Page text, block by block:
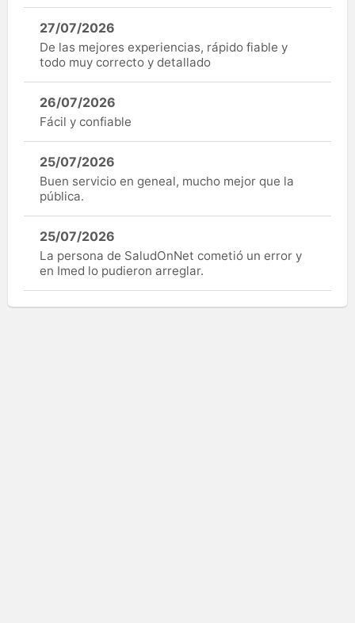
27/07/2026
De las mejores experiencias, rápido fiable y
todo muy correcto y detallado
26/07/2026
Fácil y confiable
25/07/2026
Buen servicio en geneal, mucho mejor que la
pública.
25/07/2026
La persona de SaludOnNet cometió un error y
en Imed lo pudieron arreglar.